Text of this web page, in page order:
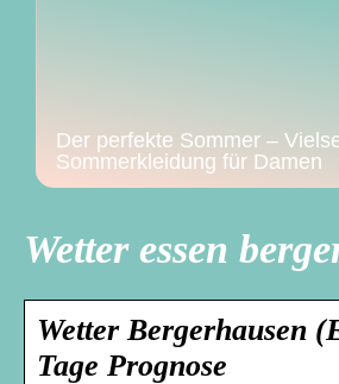
Der perfekte Sommer –
Sommerkleidung für Damen
Wetter essen
Wetter Bergerhausen
Tage Prognose